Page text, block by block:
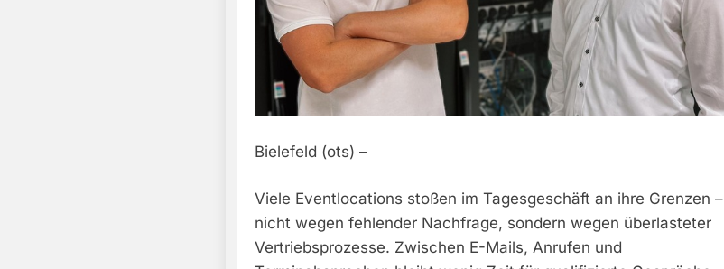
Bielefeld (ots) –
Viele Eventlocations stoßen im Tagesgeschäft an ihre Grenzen –
nicht wegen fehlender Nachfrage, sondern wegen überlasteter
Vertriebsprozesse. Zwischen E-Mails, Anrufen und